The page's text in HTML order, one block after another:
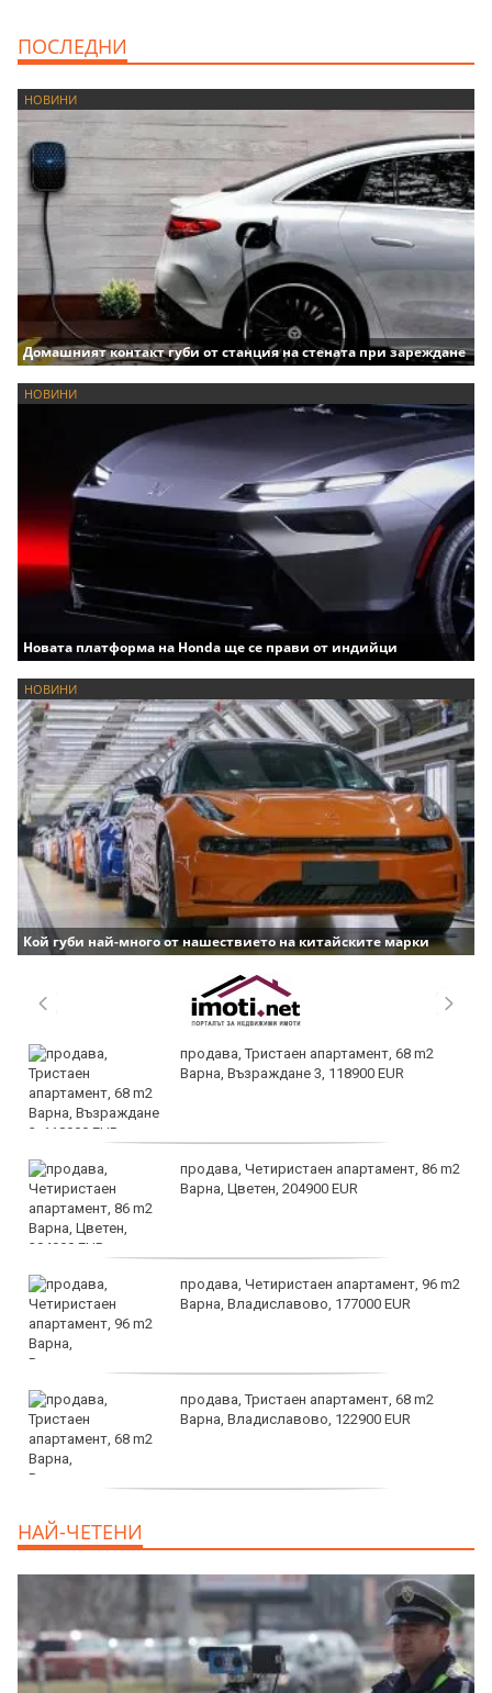
ПОСЛЕДНИ
НОВИНИ
Домашният контакт губи от станция на стената при зареждане
НОВИНИ
Новата платформа на Honda ще се прави от индийци
НОВИНИ
Кой губи най-много от нашествието на китайските марки
продава, Тристаен апартамент, 68 m2
Варна, Възраждане 3, 118900 EUR
продава, Четиристаен апартамент, 86 m2
Варна, Цветен, 204900 EUR
продава, Четиристаен апартамент, 96 m2
Варна, Владиславово, 177000 EUR
продава, Тристаен апартамент, 68 m2
Варна, Владиславово, 122900 EUR
НАЙ-ЧЕТЕНИ